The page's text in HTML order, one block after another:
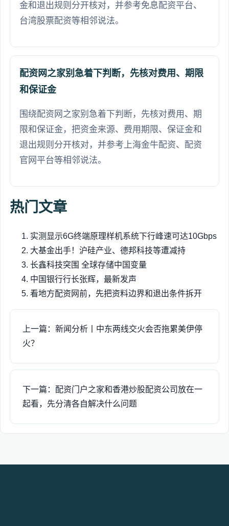
金和退出规则分开核对，并参考免息配资平台、
台湾股票配资等相邻说法。
配资网之家别急着下判断，先核对费用、期限
和保证金
围绕配资网之家别急着下判断，先核对费用、期
限和保证金，把资金来源、费用期限、保证金和
退出规则分开核对，并参考上海金牛配资、配资
官网平台等相邻说法。
热门文章
实测显示6G终端原理样机系统下行峰速可达10Gbps
大基金出手！沪硅产业、德邦科技等遭减持
长鑫科技突围 全球存储中国变量
中国银行行长张辉，最新发声
看地方配资网前，先把资料边界和退出条件拆开
上一篇：新闻分析丨中东两线交火会否拖累美伊停
火？
下一篇：配资门户之家和香港炒股配资公司放在一
起看，先分清各自解决什么问题